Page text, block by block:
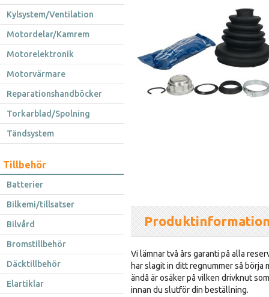
Kylsystem/Ventilation
Motordelar/Kamrem
Motorelektronik
Motorvärmare
Reparationshandböcker
Torkarblad/Spolning
Tändsystem
Tillbehör
Batterier
Bilkemi/tillsatser
Bilvård
Bromstillbehör
Däcktillbehör
Elartiklar
Vi lämnar två års garanti på alla
har slagit in ditt regnummer så börja
ändå är osäker på vilken drivknut
innan du slutför din beställning.